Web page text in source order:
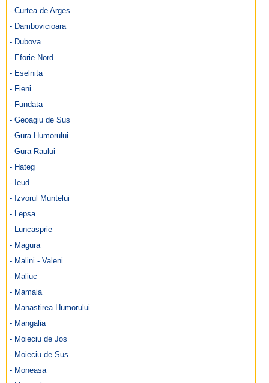
- Curtea de Arges
- Dambovicioara
- Dubova
- Eforie Nord
- Eselnita
- Fieni
- Fundata
- Geoagiu de Sus
- Gura Humorului
- Gura Raului
- Hateg
- Ieud
- Izvorul Muntelui
- Lepsa
- Luncasprie
- Magura
- Malini - Valeni
- Maliuc
- Mamaia
- Manastirea Humorului
- Mangalia
- Moieciu de Jos
- Moieciu de Sus
- Moneasa